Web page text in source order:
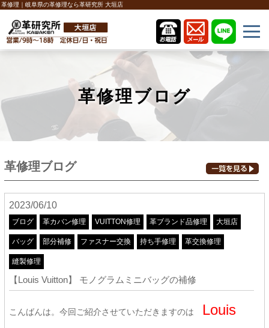
革修理｜岐阜県の革修理なら革研究所 大垣店
革修理ブログ
革修理ブログ
2023/06/10
ブログ 革カバン修理 VUITTON修理 革ブランド品修理 大垣店
バッグ 部分補修 ファスナー交換 持ち手修理 革交換修理
縫製修理
【Louis Vuitton】 モノグラムミニバッグの補修
こんばんは。今回ご紹介させていただきますのは Louis